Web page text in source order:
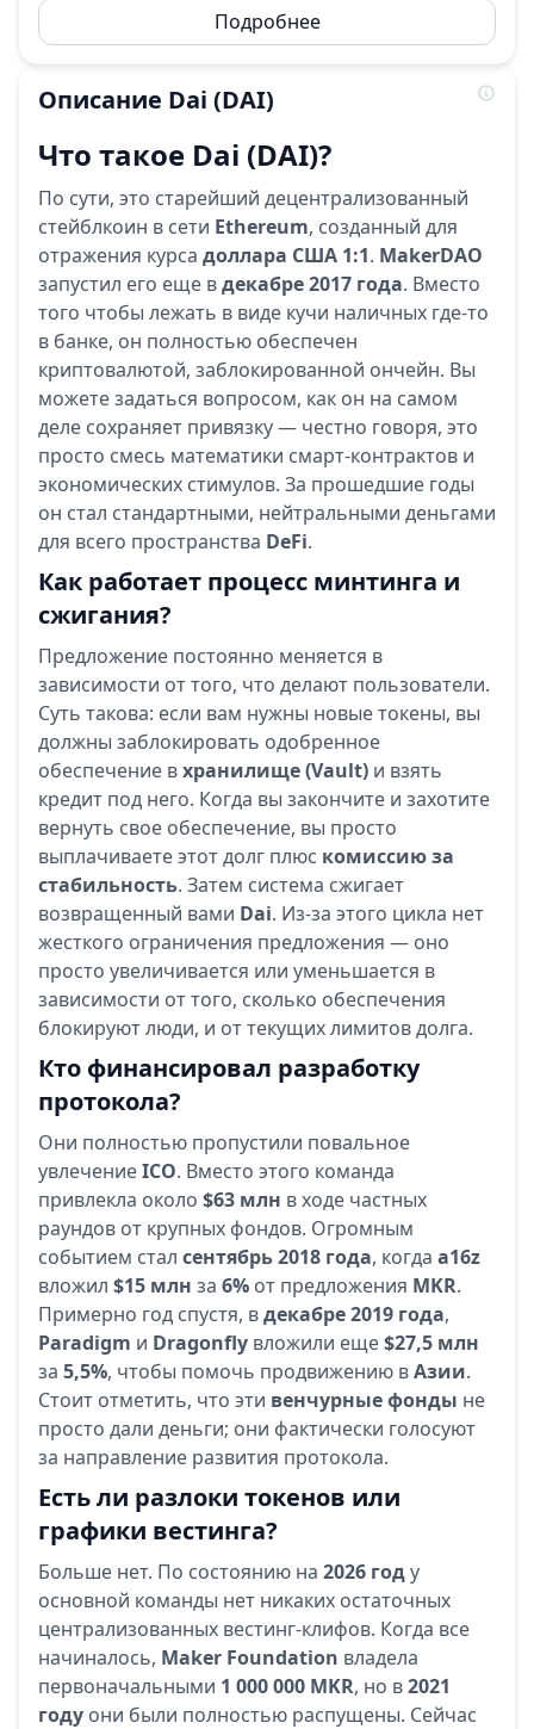
Подробнее
Описание Dai (DAI)
Что такое Dai (DAI)?
По сути, это старейший децентрализованный
стейблкоин в сети Ethereum, созданный для
отражения курса доллара США 1:1. MakerDAO
запустил его еще вдекабре 2017 года. Вместо
того чтобы лежать в виде кучи наличных где-то
в банке, он полностью обеспечен
криптовалютой, заблокированной ончейн. Вы
можете задаться вопросом, как он на самом
деле сохраняет привязку — честно говоря, это
просто смесь математики смарт-контрактов и
экономических стимулов. За прошедшие годы
он стал стандартными, нейтральными деньгами
для всего пространства DeFi.
Как работает процесс минтинга и
сжигания?
Предложение постоянно меняется в
зависимости от того, что делают пользователи.
Суть такова: если вам нужны новые токены, вы
должны заблокировать одобренное
обеспечение вхранилище (Vault) и взять
кредит под него. Когда вы закончите и захотите
вернуть свое обеспечение, вы просто
выплачиваете этот долг плюс комиссию за
стабильность. Затем система сжигает
возвращенный вами Dai. Из-за этого цикла нет
жесткого ограничения предложения — оно
просто увеличивается или уменьшается в
зависимости от того, сколько обеспечения
блокируют люди, и от текущих лимитов долга.
Кто финансировал разработку
протокола?
Они полностью пропустили повальное
увлечениеICO. Вместо этого команда
привлекла около $63 млн в ходе частных
раундов от крупных фондов. Огромным
событием стал сентябрь 2018 года, когда a16z
вложил $15 млн за 6% от предложения MKR.
Примерно год спустя, вдекабре 2019 года,
Paradigm и Dragonfly вложили еще$27,5 млн
за 5,5%, чтобы помочь продвижению вАзии.
Стоит отметить, что эти венчурные фонды не
просто дали деньги; они фактически голосуют
за направление развития протокола.
Есть ли разлоки токенов или
графики вестинга?
Больше нет. По состоянию на 2026 году
основной команды нет никаких остаточных
централизованных вестинг-клифов. Когда все
начиналось, Maker Foundation владела
первоначальными 1 000 000 MKR, но в2021
году они были полностью распущены. Сейчас